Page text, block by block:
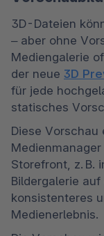
3D-Dateien
– aber ohne
Mediengalerie
der neue 3D
für jede
statisches
Diese
Storefront, z. B.
Bildergalerie
konsistenteres
Medienerlebnis.